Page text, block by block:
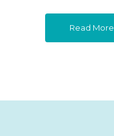
Read More